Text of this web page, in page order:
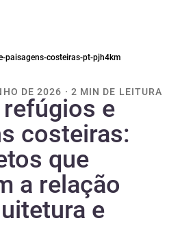
paisagens-costeiras-pt-pjh4km
DE 2026 · 2 MIN DE LEITURA
e
costeiras:
que
a relação
e